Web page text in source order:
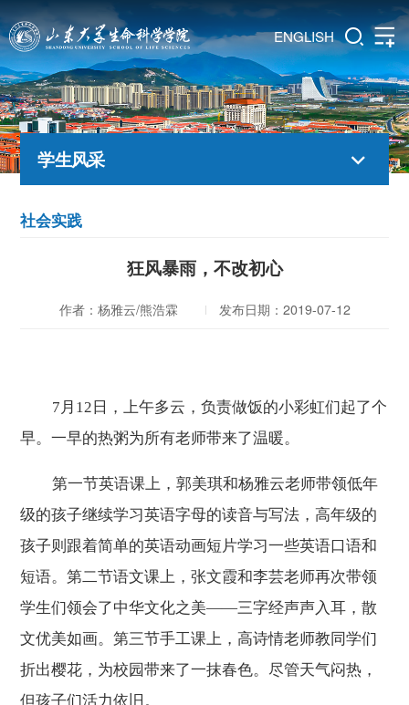
ENGLISH
学生风采
社会实践
狂风暴雨，不改初心
作者：杨雅云/熊浩霖 发布日期：2019-07-12
7月12日，上午多云，负责做饭的小彩虹们起了个
早。一早的热粥为所有老师带来了温暖。
第一节英语课上，郭美琪和杨雅云老师带领低年
级的孩子继续学习英语字母的读音与写法，高年级的
孩子则跟着简单的英语动画短片学习一些英语口语和
短语。第二节语文课上，张文霞和李芸老师再次带领
学生们领会了中华文化之美——三字经声声入耳，散
文优美如画。第三节手工课上，高诗情老师教同学们
折出樱花，为校园带来了一抹春色。尽管天气闷热，
但孩子们活力依旧。